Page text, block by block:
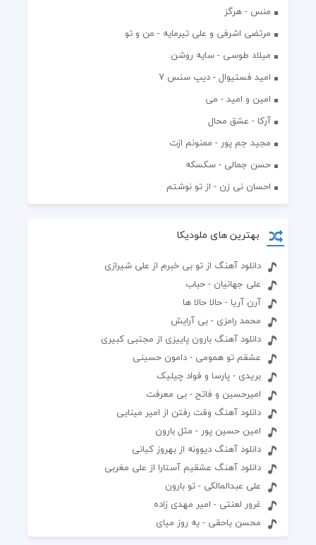
منس - هرگز
مرتضی اشرفی و علی تیرمایه - من و تو
میلاد طوسی - سایه روشن
اميد فستيوال - ديپ سنس ۷
امین و امید - می
آرکا - عشق محال
مجید جم پور - ممنونم ازت
حسن جمالی - سکسکه
احسان نی زن - از تو نوشتم
بهترین های ملودیکا
دانلود آهنگ از تو بی خبرم از علی شیرازی
علی جهانیان - حباب
آرن آریا - حالا حالا ها
محمد رامزی - بی آرایش
دانلود آهنگ بارون پاییزی از مجتبی کبیری
عشقم تو همومی - دامون حسینی
بریدی - پارسا و فواد چیلیک
امیرحسین و فاتح - بی معرفت
دانلود آهنگ وقت رفتن از امیر مینایی
امین حسین پور - مثل بارون
دانلود آهنگ دیوونه از بهروز کیانی
دانلود آهنگ عشقیم آستارا از علی مغربی
علی عبدالمالکی - تو بارون
غرور لعنتی - امیر مهدی زاده
محسن یاحقی - یه روز میای